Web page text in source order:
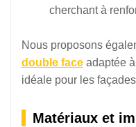
cherchant à
Nous proposons
double face adaptée
idéale pour les
Matériaux et